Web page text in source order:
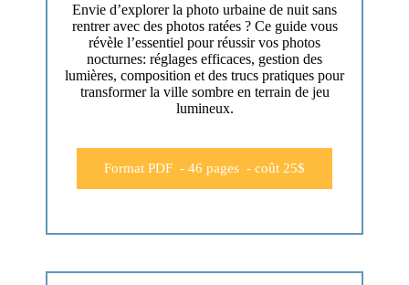
Envie d’explorer la photo urbaine de nuit sans
rentrer avec des photos ratées ? Ce guide vous
révèle l’essentiel pour réussir vos photos
nocturnes: réglages efficaces, gestion des
lumières, composition et des trucs pratiques pour
transformer la ville sombre en terrain de jeu
lumineux.
Format PDF - 46 pages - coût 25$